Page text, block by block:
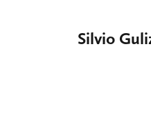
Silvio